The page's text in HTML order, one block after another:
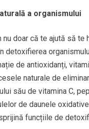
a organismului
nu doar că te ajută să te
detoxifierea
de antioxidanți,
naturale de
său de vitamina C,
de daunele
funcțiile de